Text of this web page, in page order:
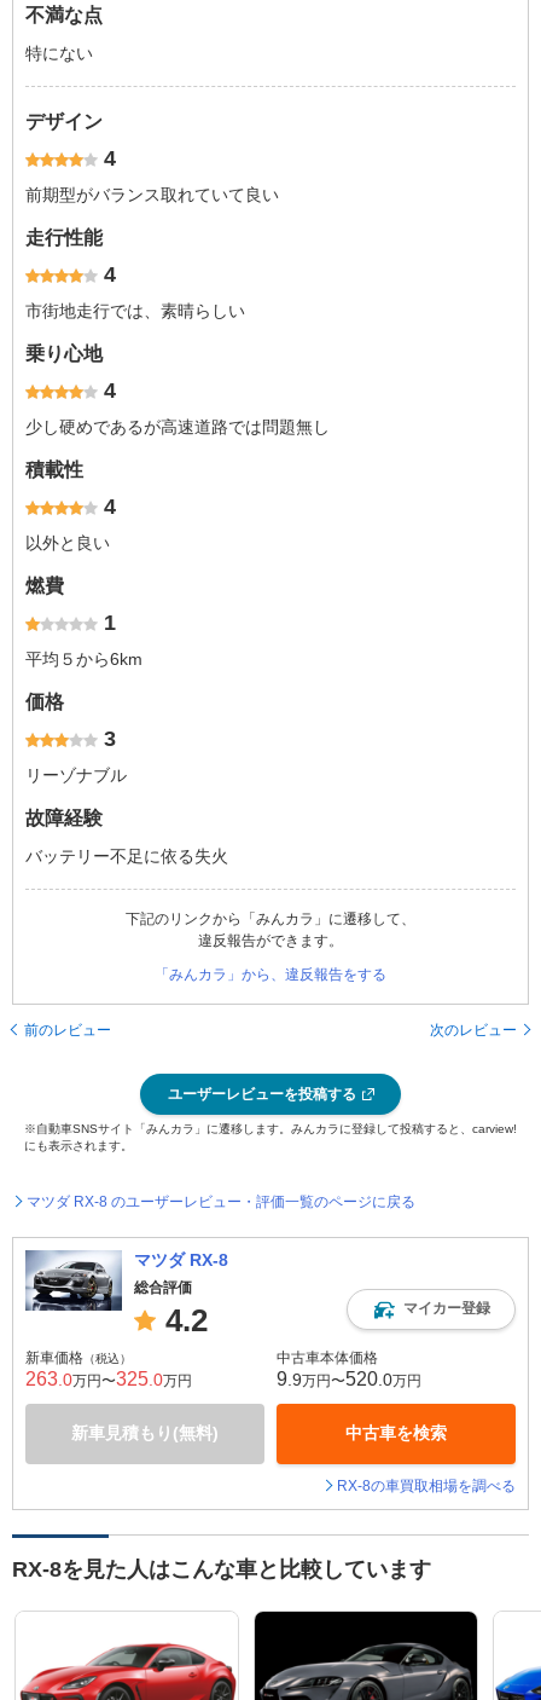
不満な点
特にない
デザイン
4
前期型がバランス取れていて良い
走行性能
4
市街地走行では、素晴らしい
乗り心地
4
少し硬めであるが高速道路では問題無し
積載性
4
以外と良い
燃費
1
平均５から6km
価格
3
リーゾナブル
故障経験
バッテリー不足に依る失火
下記のリンクから「みんカラ」に遷移して、
違反報告ができます。
「みんカラ」から、違反報告をする
前のレビュー 次のレビュー
ユーザーレビューを投稿する
※自動車SNSサイト「みんカラ」に遷移します。みんカラに登録して投稿すると、carview!
にも表示されます。
マツダ RX-8 のユーザーレビュー・評価一覧のページに戻る
マツダ RX-8
総合評価
4.2 マイカー登録
新車価格 （税込）
263 .0万円〜325 .0万円
新車見積もり(無料)
中古車本体価格
9 .9万円〜520 .0万円
中古車を検索
RX-8の車買取相場を調べる
RX-8を見た人はこんな車と比較しています